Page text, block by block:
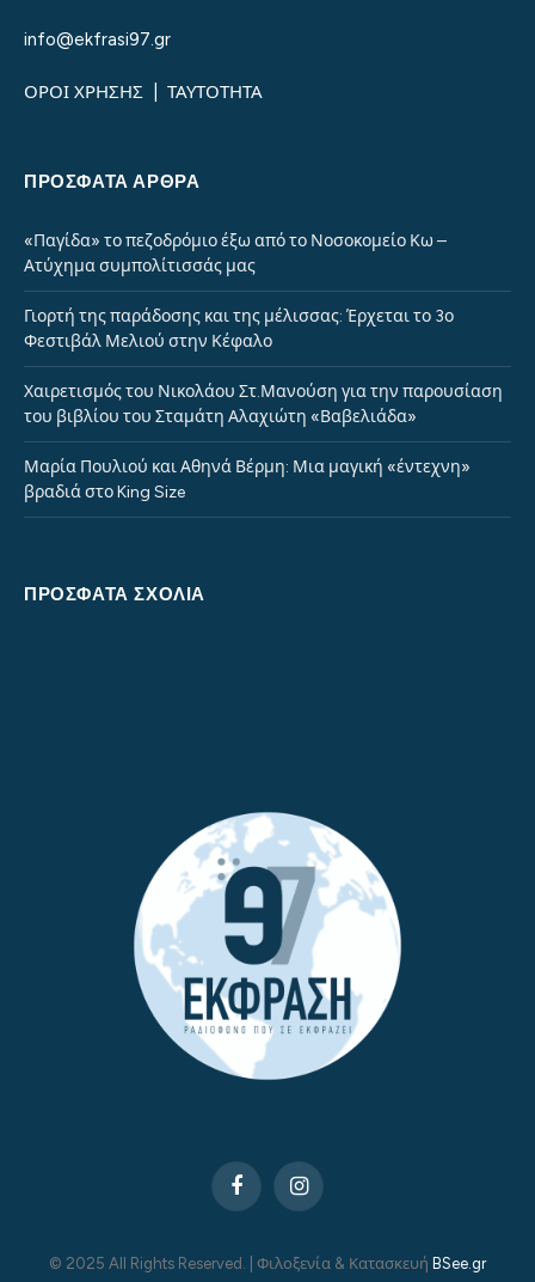
info@ekfrasi97.gr
ΟΡΟΙ ΧΡΗΣΗΣ ΤΑΥΤΟΤΗΤΑ
ΠΡΌΣΦΑΤΑ ΆΡΘΡΑ
«Παγίδα» το πεζοδρόμιο έξω από το Νοσοκομείο Κω –
Ατύχημα συμπολίτισσάς μας
Γιορτή της παράδοσης και της μέλισσας: Έρχεται το 3ο
Φεστιβάλ Μελιού στην Κέφαλο
Χαιρετισμός του Νικολάου Στ.Μανούση για την παρουσίαση
του βιβλίου του Σταμάτη Αλαχιώτη «Βαβελιάδα»
Μαρία Πουλιού και Αθηνά Βέρμη: Μια μαγική «έντεχνη»
βραδιά στο King Size
ΠΡΌΣΦΑΤΑ ΣΧΌΛΙΑ
FacebookInstagram
© 2025 All Rights Reserved. | Φιλοξενία & Κατασκευή BSee.gr